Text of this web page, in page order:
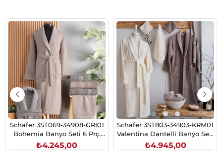
Schafer 3ST069-34908-GRI01
Bohemia Banyo Seti 6 Prç.
Gri/Pudra
₺4.245,00
Schafer 3ST803-34903-KRM01
Valentina Dantelli Banyo Seti
9 Prç. Krem/Bej
₺4.945,00